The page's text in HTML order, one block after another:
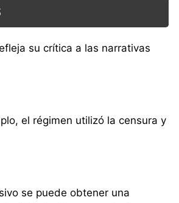
su crítica a las narrativas
el régimen utilizó la censura y
se puede obtener una